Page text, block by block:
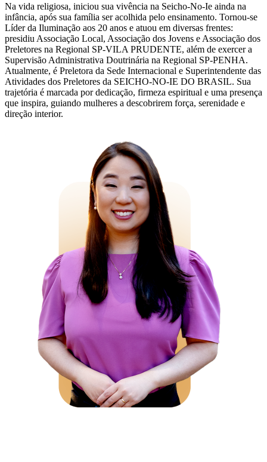
Na vida religiosa, iniciou sua vivência na Seicho-No-Ie ainda na
infância, após sua família ser acolhida pelo ensinamento. Tornou-se
Líder da Iluminação aos 20 anos e atuou em diversas frentes:
presidiu Associação Local, Associação dos Jovens e Associação dos
Preletores na Regional SP-VILA PRUDENTE, além de exercer a
Supervisão Administrativa Doutrinária na Regional SP-PENHA.
Atualmente, é Preletora da Sede Internacional e Superintendente das
Atividades dos Preletores da SEICHO-NO-IE DO BRASIL. Sua
trajetória é marcada por dedicação, firmeza espiritual e uma presença
que inspira, guiando mulheres a descobrirem força, serenidade e
direção interior.